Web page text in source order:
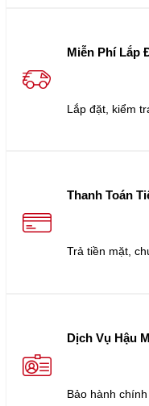
Miễn Phí Lắp
Lắp đặt, kiểm
Thanh Toán
Trả tiền mặt,
Dịch Vụ Hậu
Bảo hành